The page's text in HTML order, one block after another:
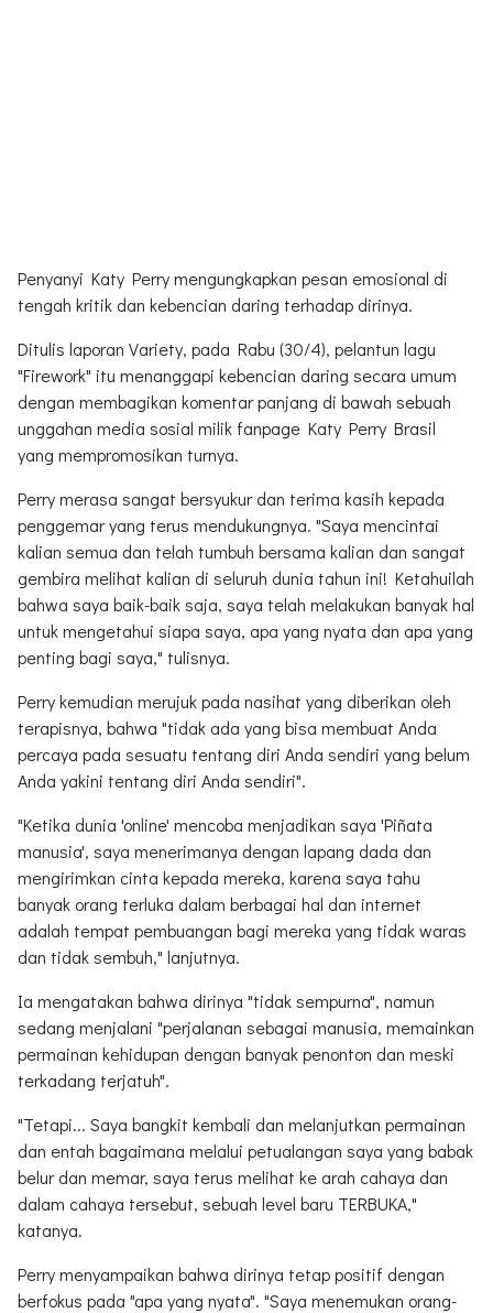
Penyanyi Katy Perry mengungkapkan pesan emosional di
tengah kritik dan kebencian daring terhadap dirinya.
Ditulis laporan Variety, pada Rabu (30/4), pelantun lagu
"Firework" itu menanggapi kebencian daring secara umum
dengan membagikan komentar panjang di bawah sebuah
unggahan media sosial milik fanpage Katy Perry Brasil
yang mempromosikan turnya.
Perry merasa sangat bersyukur dan terima kasih kepada
penggemar yang terus mendukungnya. "Saya mencintai
kalian semua dan telah tumbuh bersama kalian dan sangat
gembira melihat kalian di seluruh dunia tahun ini! Ketahuilah
bahwa saya baik-baik saja, saya telah melakukan banyak hal
untuk mengetahui siapa saya, apa yang nyata dan apa yang
penting bagi saya," tulisnya.
Perry kemudian merujuk pada nasihat yang diberikan oleh
terapisnya, bahwa "tidak ada yang bisa membuat Anda
percaya pada sesuatu tentang diri Anda sendiri yang belum
Anda yakini tentang diri Anda sendiri".
"Ketika dunia 'online' mencoba menjadikan saya 'Piñata
manusia', saya menerimanya dengan lapang dada dan
mengirimkan cinta kepada mereka, karena saya tahu
banyak orang terluka dalam berbagai hal dan internet
adalah tempat pembuangan bagi mereka yang tidak waras
dan tidak sembuh," lanjutnya.
Ia mengatakan bahwa dirinya "tidak sempurna", namun
sedang menjalani "perjalanan sebagai manusia, memainkan
permainan kehidupan dengan banyak penonton dan meski
terkadang terjatuh".
"Tetapi... Saya bangkit kembali dan melanjutkan permainan
dan entah bagaimana melalui petualangan saya yang babak
belur dan memar, saya terus melihat ke arah cahaya dan
dalam cahaya tersebut, sebuah level baru TERBUKA,"
katanya.
Perry menyampaikan bahwa dirinya tetap positif dengan
berfokus pada "apa yang nyata". "Saya menemukan orang-